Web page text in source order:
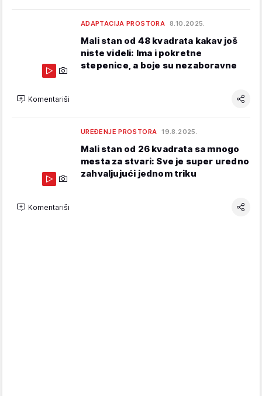
ADAPTACIJA PROSTORA 8.10.2025.
Mali stan od 48 kvadrata kakav još
niste videli: Ima i pokretne
stepenice, a boje su nezaboravne
Komentariši
UREĐENJE PROSTORA 19.8.2025.
Mali stan od 26 kvadrata sa mnogo
mesta za stvari: Sve je super uredno
zahvaljujući jednom triku
Komentariši